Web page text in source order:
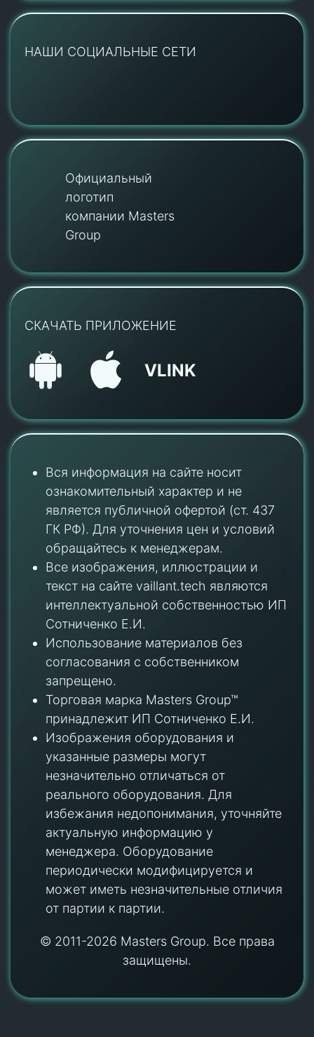
НАШИ СОЦИАЛЬНЫЕ СЕТИ
Официальный
логотип
компании Masters
Group
СКАЧАТЬ ПРИЛОЖЕНИЕ
VLINK
Вся информация на сайте носит
ознакомительный характер и не
является публичной офертой (ст. 437
ГК РФ). Для уточнения цен и условий
обращайтесь к менеджерам.
Все изображения, иллюстрации и
текст на сайте vaillant.tech являются
интеллектуальной собственностью ИП
Сотниченко Е.И.
Использование материалов без
согласования с собственником
запрещено.
Торговая марка Masters Group™
принадлежит ИП Сотниченко Е.И.
Изображения оборудования и
указанные размеры могут
незначительно отличаться от
реального оборудования. Для
избежания недопонимания, уточняйте
актуальную информацию у
менеджера. Оборудование
периодически модифицируется и
может иметь незначительные отличия
от партии к партии.
© 2011-2026 Masters Group. Все права
защищены.